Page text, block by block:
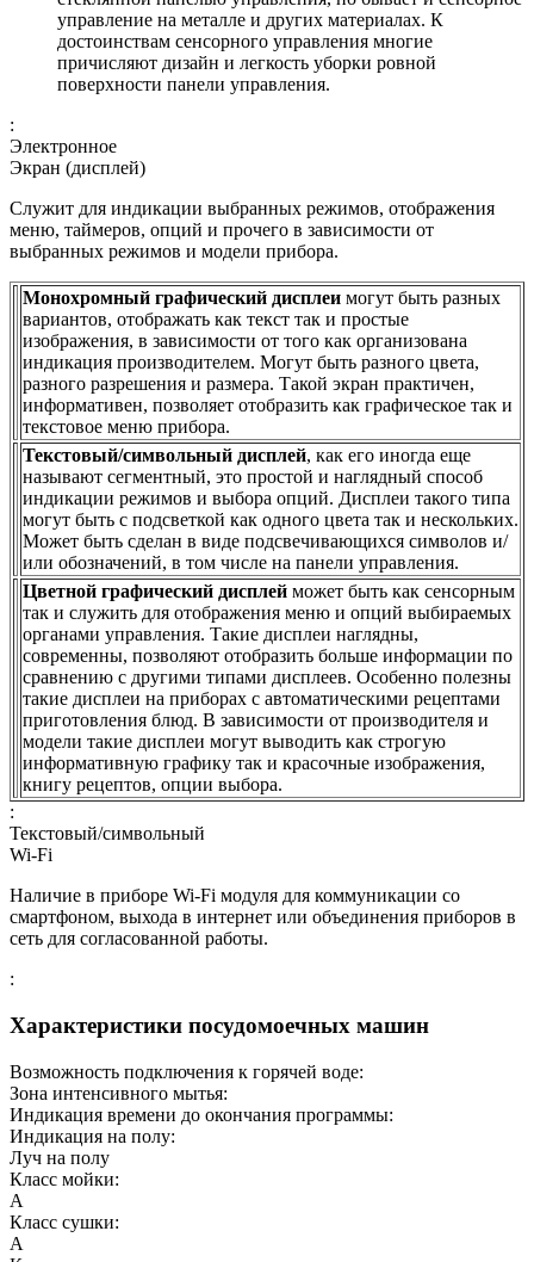
управление на металле и других материалах. К
достоинствам сенсорного управления многие
причисляют дизайн и легкость уборки ровной
поверхности панели управления.
:
Электронное
Экран (дисплей)
Служит для индикации выбранных режимов, отображения
меню, таймеров, опций и прочего в зависимости от
выбранных режимов и модели прибора.
Монохромный графический дисплеи могут быть разных
вариантов, отображать как текст так и простые
изображения, в зависимости от того как организована
индикация производителем. Могут быть разного цвета,
разного разрешения и размера. Такой экран практичен,
информативен, позволяет отобразить как графическое так и
текстовое меню прибора.
Текстовый/символьный дисплей, как его иногда еще
называют сегментный, это простой и наглядный способ
индикации режимов и выбора опций. Дисплеи такого типа
могут быть с подсветкой как одного цвета так и нескольких.
Может быть сделан в виде подсвечивающихся символов и/
или обозначений, в том числе на панели управления.
Цветной графический дисплей может быть как сенсорным
так и служить для отображения меню и опций выбираемых
органами управления. Такие дисплеи наглядны,
современны, позволяют отобразить больше информации по
сравнению с другими типами дисплеев. Особенно полезны
такие дисплеи на приборах с автоматическими рецептами
приготовления блюд. В зависимости от производителя и
модели такие дисплеи могут выводить как строгую
информативную графику так и красочные изображения,
книгу рецептов, опции выбора.
:
Текстовый/символьный
Wi-Fi
Наличие в приборе Wi-Fi модуля для коммуникации со
смартфоном, выхода в интернет или объединения приборов в
сеть для согласованной работы.
:
Характеристики посудомоечных машин
Возможность подключения к горячей воде:
Зона интенсивного мытья:
Индикация времени до окончания программы:
Индикация на полу:
Луч на полу
Класс мойки:
A
Класс сушки:
A